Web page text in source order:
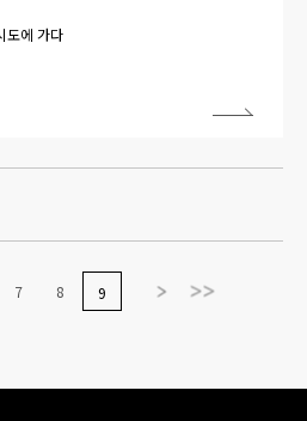
도에 가다
7 8 9